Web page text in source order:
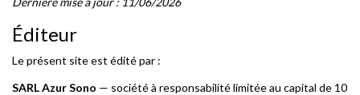
Éditeur
Le présent site est édité par :
SARL Azur Sono — société à responsabilité limitée au capital de 10